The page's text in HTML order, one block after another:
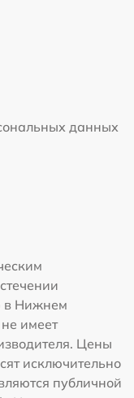
данных
в Нижнем
имеет
Цены
исключительно
публичной